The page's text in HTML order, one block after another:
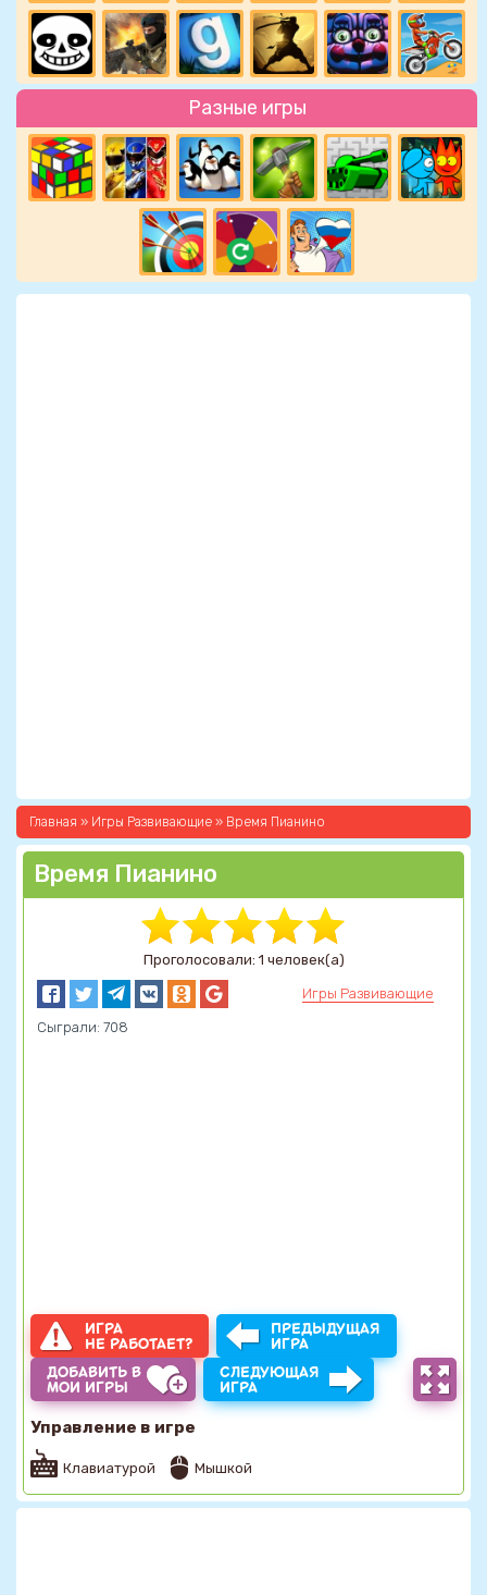
Разные игры
Главная » Игры Развивающие » Время Пианино
Время Пианино
Проголосовали: 1 человек(а)
Игры Развивающие
Сыграли: 708
ИГРА
НЕ РАБОТАЕТ?
ПРЕДЫДУЩАЯ
ИГРА
ДОБАВИТЬ В
МОИ ИГРЫ
СЛЕДУЮЩАЯ
ИГРА
Управление в игре
Клавиатурой Мышкой